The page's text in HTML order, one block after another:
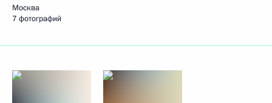
Москва
7 фотографий